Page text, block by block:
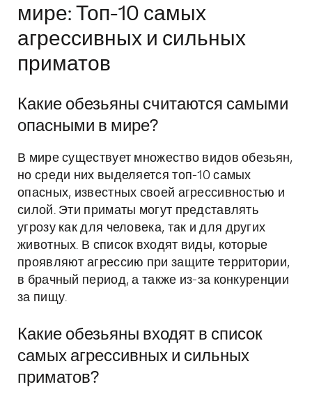
мире: Топ-10 самых
агрессивных и сильных
приматов
Какие обезьяны считаются самыми
опасными в мире?
В мире существует множество видов обезьян,
но среди них выделяется топ-10 самых
опасных, известных своей агрессивностью и
силой. Эти приматы могут представлять
угрозу как для человека, так и для других
животных. В список входят виды, которые
проявляют агрессию при защите территории,
в брачный период, а также из-за конкуренции
за пищу.
Какие обезьяны входят в список
самых агрессивных и сильных
приматов?